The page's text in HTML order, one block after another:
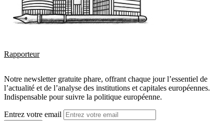
Rapporteur
Notre newsletter gratuite phare, offrant chaque jour l’essentiel de
l’actualité et de l’analyse des institutions et capitales européennes.
Indispensable pour suivre la politique européenne.
Entrez votre email